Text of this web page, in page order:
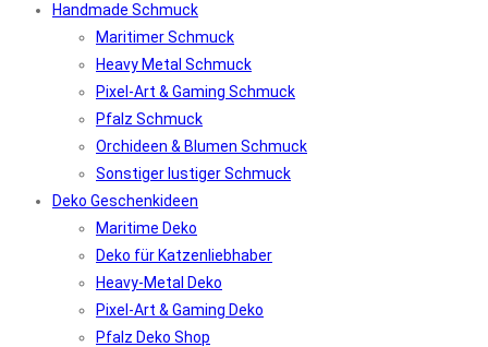
Handmade Schmuck
Maritimer Schmuck
Heavy Metal Schmuck
Pixel-Art & Gaming Schmuck
Pfalz Schmuck
Orchideen & Blumen Schmuck
Sonstiger lustiger Schmuck
Deko Geschenkideen
Maritime Deko
Deko für Katzenliebhaber
Heavy-Metal Deko
Pixel-Art & Gaming Deko
Pfalz Deko Shop